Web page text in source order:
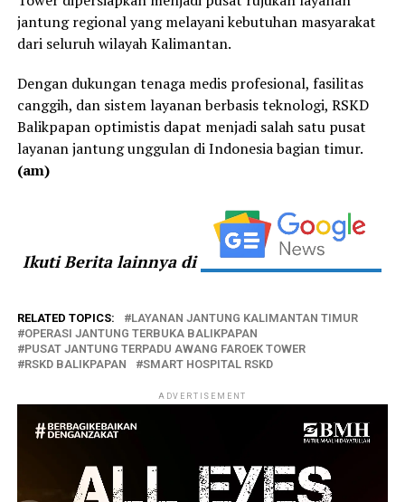
jantung regional yang melayani kebutuhan masyarakat
dari seluruh wilayah Kalimantan.
Dengan dukungan tenaga medis profesional, fasilitas
canggih, dan sistem layanan berbasis teknologi, RSKD
Balikpapan optimistis dapat menjadi salah satu pusat
layanan jantung unggulan di Indonesia bagian timur.
(am)
Ikuti Berita lainnya di
RELATED TOPICS:
LAYANAN JANTUNG KALIMANTAN TIMUR
OPERASI JANTUNG TERBUKA BALIKPAPAN
PUSAT JANTUNG TERPADU AWANG FAROEK TOWER
RSKD BALIKPAPAN
SMART HOSPITAL RSKD
ADVERTISEMENT